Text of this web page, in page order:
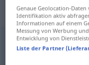
geflissentlich,extra
Genaue Geolocation-
Identifikation aktiv
Informationen auf einem
Messung von Werbung
Entwicklung von
Liste der Partner